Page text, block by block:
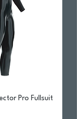
Pro Fullsuit